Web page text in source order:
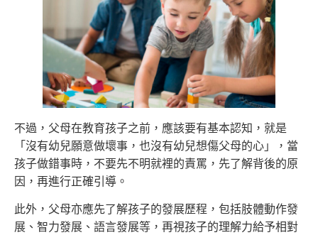
不過，父母在教育孩子之前，應該要有基本認知，就是
「沒有幼兒願意做壞事，也沒有幼兒想傷父母的心」，當
孩子做錯事時，不要先不明就裡的責罵，先了解背後的原
因，再進行正確引導。
此外，父母亦應先了解孩子的發展歷程，包括肢體動作發
展、智力發展、語言發展等，再視孩子的理解力給予相對